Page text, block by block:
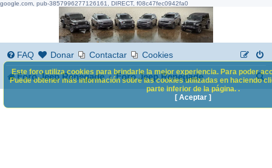
google.com, pub-3857996277126161, DIRECT, f08c47fec0942fa0
FAQ Donar Contactar Cookies
Foro Jeep Renegade Foro Jeep Renegade
B
s
Este foro utiliza cookies para brindarle la mejor experiencia. Para poder
Puede obtener más información sobre las cookies utilizadas en haciendo
parte inferior de la página. .
[ Aceptar ]